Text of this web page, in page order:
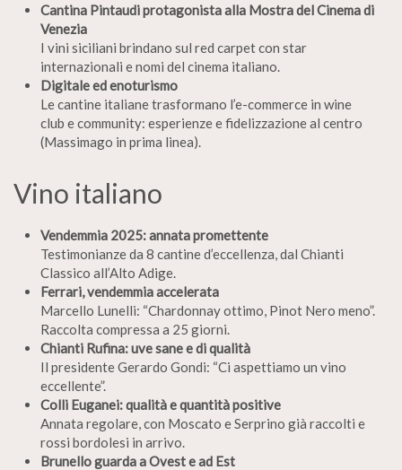
Cantina Pintaudi protagonista alla Mostra del Cinema di
Venezia
I vini siciliani brindano sul red carpet con star
internazionali e nomi del cinema italiano.
Digitale ed enoturismo
Le cantine italiane trasformano l’e-commerce in wine
club e community: esperienze e fidelizzazione al centro
(Massimago in prima linea).
Vino italiano
Vendemmia 2025: annata promettente
Testimonianze da 8 cantine d’eccellenza, dal Chianti
Classico all’Alto Adige.
Ferrari, vendemmia accelerata
Marcello Lunelli: “Chardonnay ottimo, Pinot Nero meno”.
Raccolta compressa a 25 giorni.
Chianti Rufina: uve sane e di qualità
Il presidente Gerardo Gondi: “Ci aspettiamo un vino
eccellente”.
Colli Euganei: qualità e quantità positive
Annata regolare, con Moscato e Serprino già raccolti e
rossi bordolesi in arrivo.
Brunello guarda a Ovest e ad Est